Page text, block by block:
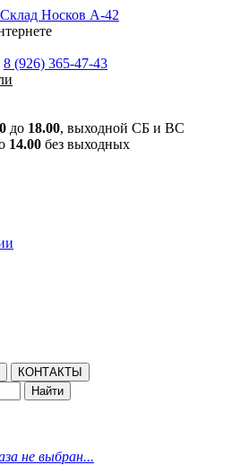
8 (926) 365-47-43
до 18.00, выходной СБ и ВС
14.00 без выходных
КОНТАКТЫ
Найти
не выбран...